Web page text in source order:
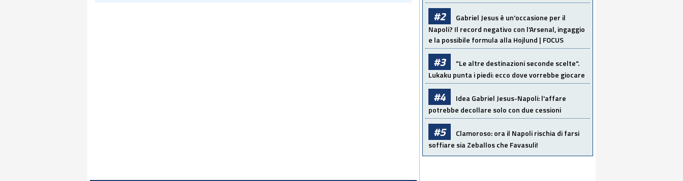
#2
Gabriel Jesus è un'occasione per il
Napoli? Il record negativo con l'Arsenal, ingaggio
e la possibile formula alla Hojlund | FOCUS
#3
"Le altre destinazioni seconde scelte".
Lukaku punta i piedi: ecco dove vorrebbe giocare
#4
Idea Gabriel Jesus-Napoli: l'affare
potrebbe decollare solo con due cessioni
#5
Clamoroso: ora il Napoli rischia di farsi
soffiare sia Zeballos che Favasuli!